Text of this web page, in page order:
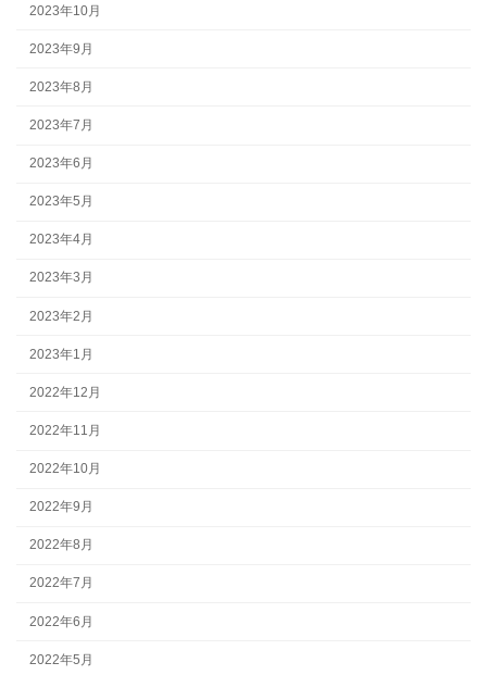
2023年10月
2023年9月
2023年8月
2023年7月
2023年6月
2023年5月
2023年4月
2023年3月
2023年2月
2023年1月
2022年12月
2022年11月
2022年10月
2022年9月
2022年8月
2022年7月
2022年6月
2022年5月